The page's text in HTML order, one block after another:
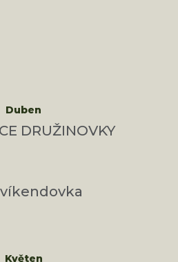
Duben
DRUŽINOVKY
víkendovka
Květen